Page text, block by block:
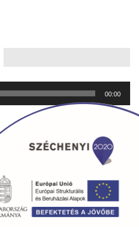
00:00
Minden jog fenntartva. •
fridrik.me